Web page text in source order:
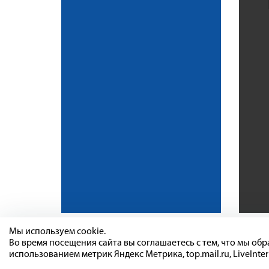
Мы используем cookie.
Во время посещения сайта вы соглашаетесь с тем, что мы
использованием метрик Яндекс Метрика, top.mail.ru,